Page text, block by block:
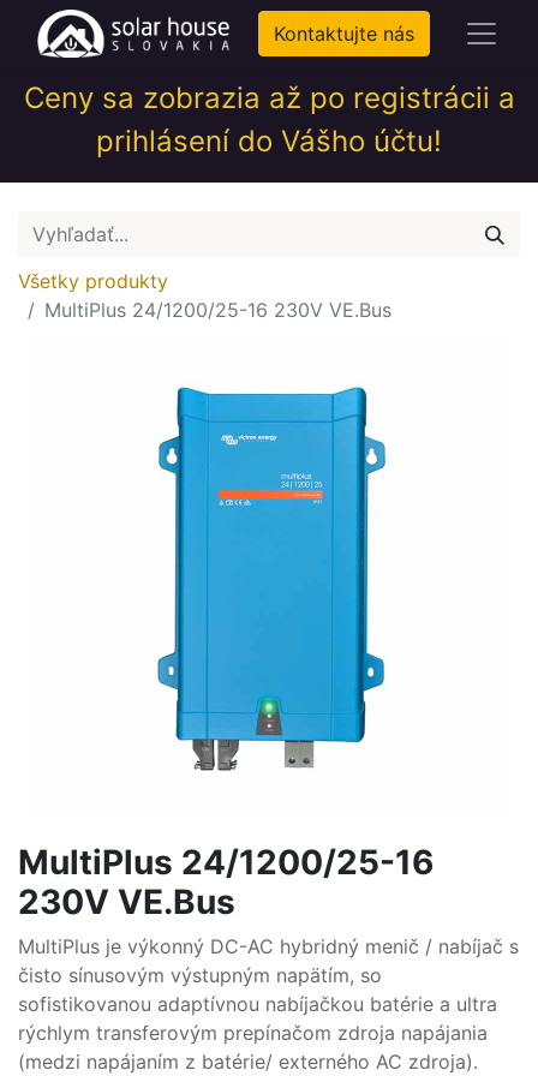
Kontaktujte nás
Ceny sa zobrazia až po registrácii a
prihlásení do Vášho účtu!
Všetky produkty
MultiPlus 24/1200/25-16 230V VE.Bus
MultiPlus 24/1200/25-16
230V VE.Bus
MultiPlus je výkonný DC-AC hybridný menič / nabíjač s
čisto sínusovým výstupným napätím, so
sofistikovanou adaptívnou nabíjačkou batérie a ultra
rýchlym transferovým prepínačom zdroja napájania
(medzi napájaním z batérie/ externého AC zdroja).